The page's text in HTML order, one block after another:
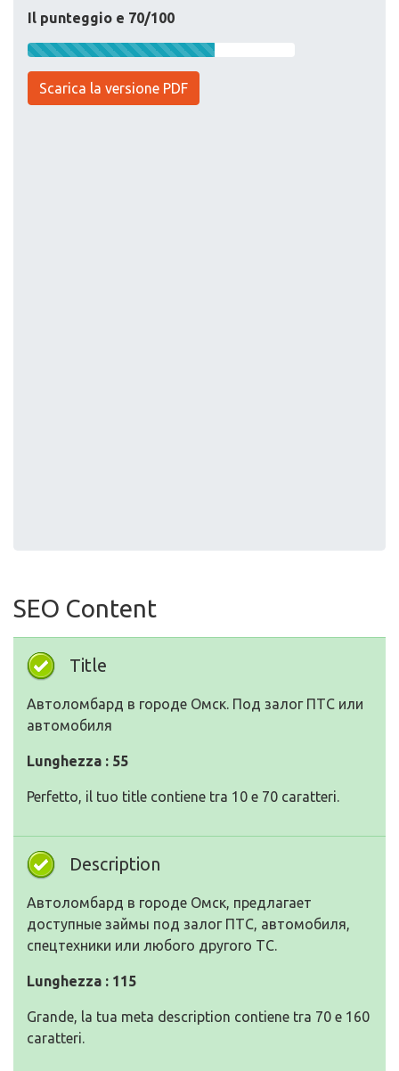
Il punteggio e 70/100
Scarica la versione PDF
SEO Content
Title
Автоломбард в городе Омск. Под залог ПТС или
автомобиля
Lunghezza : 55
Perfetto, il tuo title contiene tra 10 e 70 caratteri.
Description
Автоломбард в городе Омск, предлагает
доступные займы под залог ПТС, автомобиля,
спецтехники или любого другого ТС.
Lunghezza : 115
Grande, la tua meta description contiene tra 70 e 160
caratteri.